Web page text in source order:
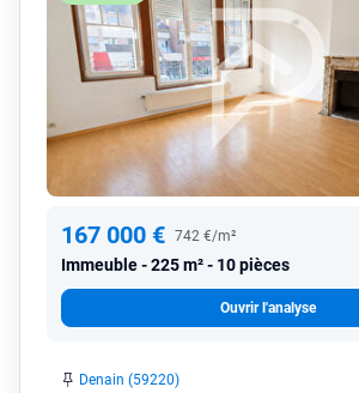
167 000 € 742 €/m²
Immeuble 225 m² - 10 pièces
Ouvrir l'analyse
Denain (59220)